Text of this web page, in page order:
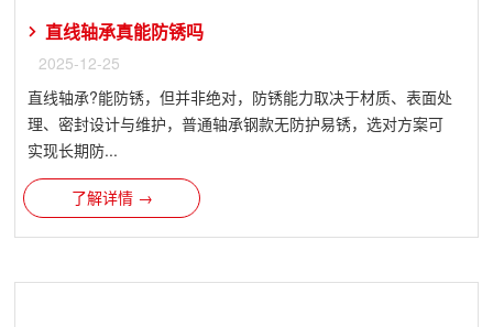
直线轴承真能防锈吗
2025-12-25
直线轴承?能防锈，但并非绝对，防锈能力取决于材质、表面处
理、密封设计与维护，普通轴承钢款无防护易锈，选对方案可
实现长期防...
了解详情 →